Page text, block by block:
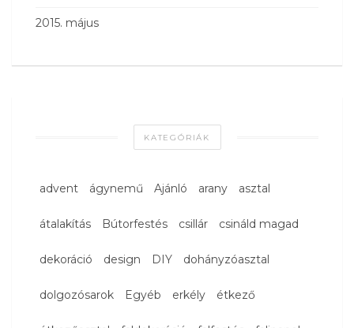
2015. május
KATEGÓRIÁK
advent ágynemű Ajánló arany asztal
átalakítás Bútorfestés csillár csináld magad
dekoráció design DIY dohányzóasztal
dolgozósarok Egyéb erkély étkező